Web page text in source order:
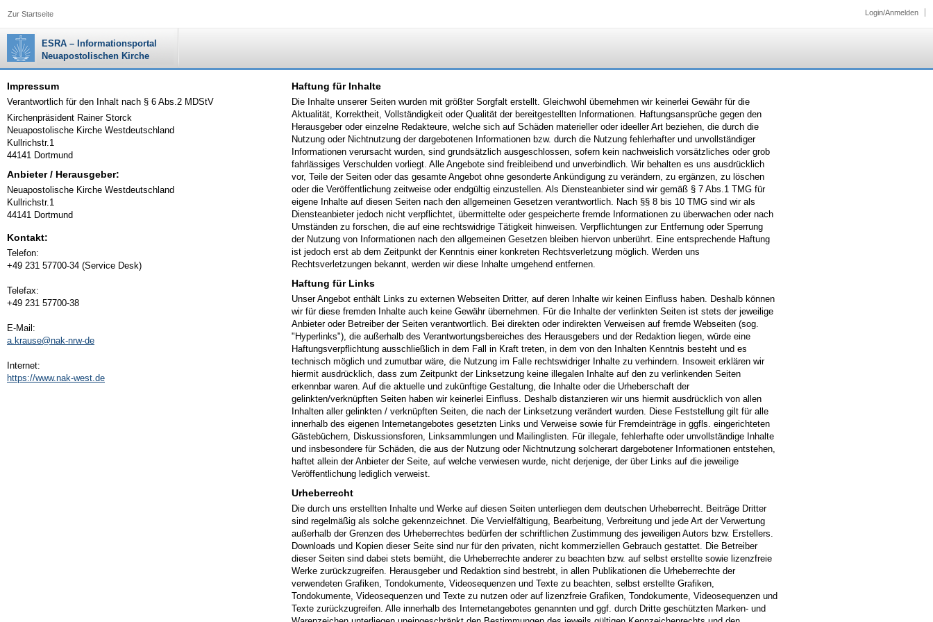
Login/Anmelden
Zur Startseite
ESRA – Informationsportal
Neuapostolischen Kirche
Impressum
Verantwortlich für den Inhalt nach § 6 Abs.2 MDStV
Kirchenpräsident Rainer Storck
Neuapostolische Kirche Westdeutschland
Kullrichstr.1
44141 Dortmund
Anbieter / Herausgeber:
Neuapostolische Kirche Westdeutschland
Kullrichstr.1
44141 Dortmund
Kontakt:
Telefon:
+49 231 57700-34 (Service Desk)
Telefax:
+49 231 57700-38
E-Mail:
a.krause@nak-nrw-de
Internet:
https://www.nak-west.de
Haftung für Inhalte
Die Inhalte unserer Seiten wurden mit größter Sorgfalt erstellt. Gleichwohl übernehmen wir keinerlei Gewähr für die
Aktualität, Korrektheit, Vollständigkeit oder Qualität der bereitgestellten Informationen. Haftungsansprüche gegen den
Herausgeber oder einzelne Redakteure, welche sich auf Schäden materieller oder ideeller Art beziehen, die durch die
Nutzung oder Nichtnutzung der dargebotenen Informationen bzw. durch die Nutzung fehlerhafter und unvollständiger
Informationen verursacht wurden, sind grundsätzlich ausgeschlossen, sofern kein nachweislich vorsätzliches oder grob
fahrlässiges Verschulden vorliegt. Alle Angebote sind freibleibend und unverbindlich. Wir behalten es uns ausdrücklich
vor, Teile der Seiten oder das gesamte Angebot ohne gesonderte Ankündigung zu verändern, zu ergänzen, zu löschen
oder die Veröffentlichung zeitweise oder endgültig einzustellen. Als Diensteanbieter sind wir gemäß § 7 Abs.1 TMG für
eigene Inhalte auf diesen Seiten nach den allgemeinen Gesetzen verantwortlich. Nach §§ 8 bis 10 TMG sind wir als
Diensteanbieter jedoch nicht verpflichtet, übermittelte oder gespeicherte fremde Informationen zu überwachen oder nach
Umständen zu forschen, die auf eine rechtswidrige Tätigkeit hinweisen. Verpflichtungen zur Entfernung oder Sperrung
der Nutzung von Informationen nach den allgemeinen Gesetzen bleiben hiervon unberührt. Eine entsprechende Haftung
ist jedoch erst ab dem Zeitpunkt der Kenntnis einer konkreten Rechtsverletzung möglich. Werden uns
Rechtsverletzungen bekannt, werden wir diese Inhalte umgehend entfernen.
Haftung für Links
Unser Angebot enthält Links zu externen Webseiten Dritter, auf deren Inhalte wir keinen Einfluss haben. Deshalb können
wir für diese fremden Inhalte auch keine Gewähr übernehmen. Für die Inhalte der verlinkten Seiten ist stets der jeweilige
Anbieter oder Betreiber der Seiten verantwortlich. Bei direkten oder indirekten Verweisen auf fremde Webseiten (sog.
"Hyperlinks"), die außerhalb des Verantwortungsbereiches des Herausgebers und der Redaktion liegen, würde eine
Haftungsverpflichtung ausschließlich in dem Fall in Kraft treten, in dem von den Inhalten Kenntnis besteht und es
technisch möglich und zumutbar wäre, die Nutzung im Falle rechtswidriger Inhalte zu verhindern. Insoweit erklären wir
hiermit ausdrücklich, dass zum Zeitpunkt der Linksetzung keine illegalen Inhalte auf den zu verlinkenden Seiten
erkennbar waren. Auf die aktuelle und zukünftige Gestaltung, die Inhalte oder die Urheberschaft der
gelinkten/verknüpften Seiten haben wir keinerlei Einfluss. Deshalb distanzieren wir uns hiermit ausdrücklich von allen
Inhalten aller gelinkten / verknüpften Seiten, die nach der Linksetzung verändert wurden. Diese Feststellung gilt für alle
innerhalb des eigenen Internetangebotes gesetzten Links und Verweise sowie für Fremdeinträge in ggfls. eingerichteten
Gästebüchern, Diskussionsforen, Linksammlungen und Mailinglisten. Für illegale, fehlerhafte oder unvollständige Inhalte
und insbesondere für Schäden, die aus der Nutzung oder Nichtnutzung solcherart dargebotener Informationen entstehen,
haftet allein der Anbieter der Seite, auf welche verwiesen wurde, nicht derjenige, der über Links auf die jeweilige
Veröffentlichung lediglich verweist.
Urheberrecht
Die durch uns erstellten Inhalte und Werke auf diesen Seiten unterliegen dem deutschen Urheberrecht. Beiträge Dritter
sind regelmäßig als solche gekennzeichnet. Die Vervielfältigung, Bearbeitung, Verbreitung und jede Art der Verwertung
außerhalb der Grenzen des Urheberrechtes bedürfen der schriftlichen Zustimmung des jeweiligen Autors bzw. Erstellers.
Downloads und Kopien dieser Seite sind nur für den privaten, nicht kommerziellen Gebrauch gestattet. Die Betreiber
dieser Seiten sind dabei stets bemüht, die Urheberrechte anderer zu beachten bzw. auf selbst erstellte sowie lizenzfreie
Werke zurückzugreifen. Herausgeber und Redaktion sind bestrebt, in allen Publikationen die Urheberrechte der
verwendeten Grafiken, Tondokumente, Videosequenzen und Texte zu beachten, selbst erstellte Grafiken,
Tondokumente, Videosequenzen und Texte zu nutzen oder auf lizenzfreie Grafiken, Tondokumente, Videosequenzen und
Texte zurückzugreifen. Alle innerhalb des Internetangebotes genannten und ggf. durch Dritte geschützten Marken- und